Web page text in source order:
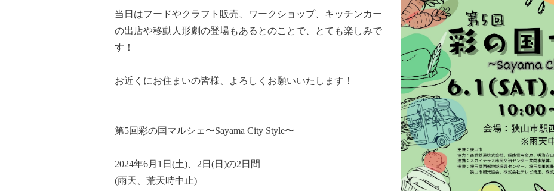
当日はフードやクラフト販売、ワークショップ、キッチンカー
の出店や移動人形劇の登場もあるとのことで、とても楽しみで
す！
お近くにお住まいの皆様、よろしくお願いいたします！
第5回彩の国マルシェ〜Sayama City Style〜
2024年6月1日(土)、2日(日)の2日間
(雨天、荒天時中止)